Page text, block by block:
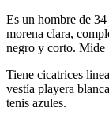
Es un hombre de
morena clara,
negro y corto. Mide
Tiene cicatrices
vestía playera
tenis azules.